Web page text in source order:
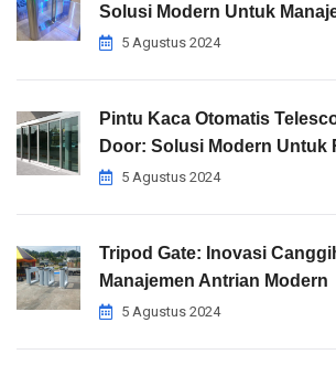
Solusi Modern Untuk
5 Agustus 2024
Pintu Kaca Otomatis
Door: Solusi Modern Untuk
5 Agustus 2024
Tripod Gate: Inovasi
Manajemen Antrian Modern
5 Agustus 2024